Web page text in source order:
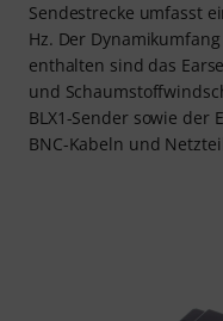
Sendestrecke umfasst
Hz. Der
enthalten sind das
und
BLX1-Sender sowie der
BNC-Kabeln und